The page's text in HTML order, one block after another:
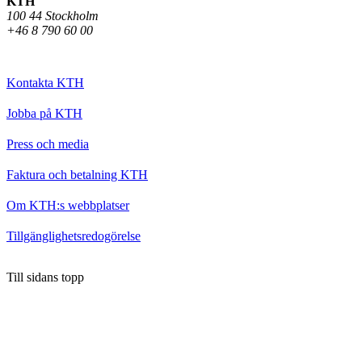
100 44 Stockholm
+46 8 790 60 00
Kontakta KTH
Jobba på KTH
Press och media
Faktura och betalning KTH
Om KTH:s webbplatser
Tillgänglighetsredogörelse
Till sidans topp